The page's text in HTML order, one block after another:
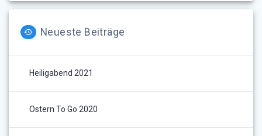
Neueste Beiträge
Heiligabend 2021
Ostern To Go 2020